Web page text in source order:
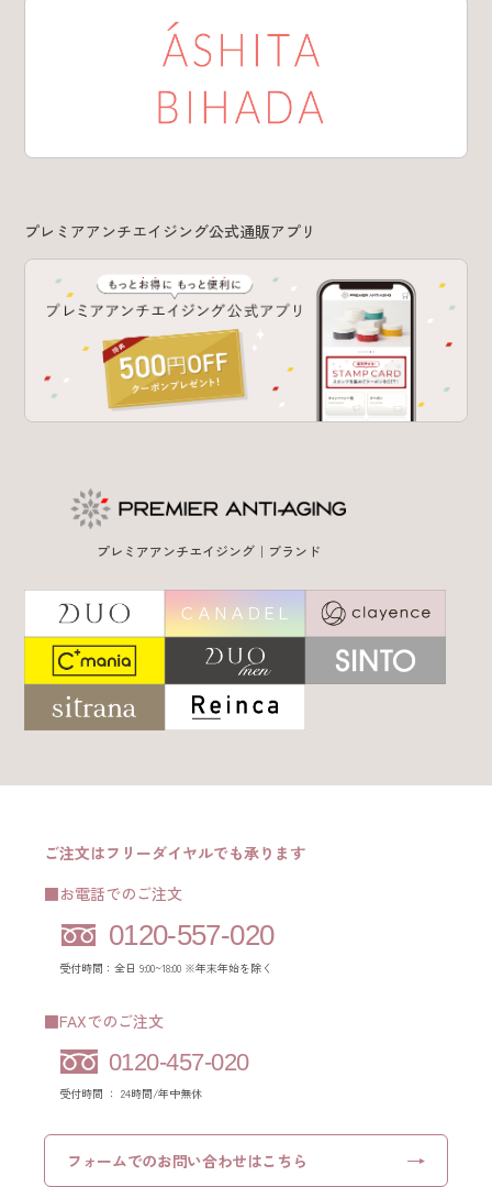
プレミアアンチエイジング公式通販アプリ
プレミアアンチエイジング｜ブランド
ご注文はフリーダイヤルでも承ります
■お電話でのご注文
0120-557-020
受付時間：全日 9:00~18:00 ※年末年始を除く
■FAXでのご注文
0120-457-020
受付時間 ： 24時間/年中無休
フォームでのお問い合わせはこちら